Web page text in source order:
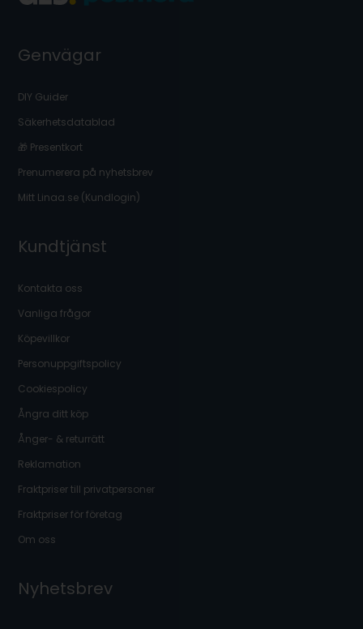
Genvägar
DIY Guider
Säkerhetsdatablad
🎁 Presentkort
Prenumerera på nyhetsbrev
Mitt Linaa.se (Kundlogin)
Kundtjänst
Kontakta oss
Vanliga frågor
Köpevillkor
Personuppgiftspolicy
Cookiespolicy
Ångra ditt köp
Ånger- & returrätt
Reklamation
Fraktpriser till privatpersoner
Fraktpriser för företag
Om oss
Nyhetsbrev